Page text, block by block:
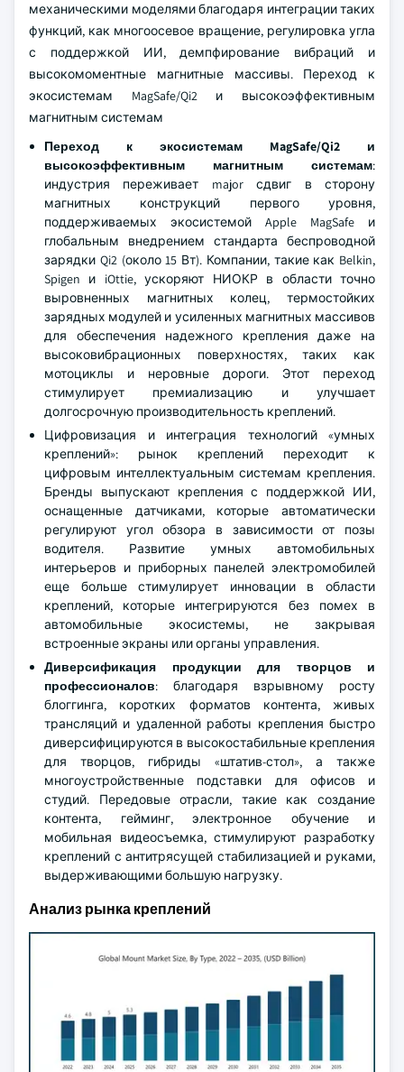
механическими моделями благодаря интеграции таких
функций, как многоосевое вращение, регулировка угла
с поддержкой ИИ, демпфирование вибраций и
высокомоментные магнитные массивы. Переход к
экосистемам MagSafe/Qi2 и высокоэффективным
магнитным системам
Переход к экосистемам MagSafe/Qi2 и
высокоэффективным магнитным системам:
индустрия переживает major сдвиг в сторону
магнитных конструкций первого уровня,
поддерживаемых экосистемой Apple MagSafe и
глобальным внедрением стандарта беспроводной
зарядки Qi2 (около 15 Вт). Компании, такие как Belkin,
Spigen и iOttie, ускоряют НИОКР в области точно
выровненных магнитных колец, термостойких
зарядных модулей и усиленных магнитных массивов
для обеспечения надежного крепления даже на
высоковибрационных поверхностях, таких как
мотоциклы и неровные дороги. Этот переход
стимулирует премиализацию и улучшает
долгосрочную производительность креплений.
Цифровизация и интеграция технологий «умных
креплений»: рынок креплений переходит к
цифровым интеллектуальным системам крепления.
Бренды выпускают крепления с поддержкой ИИ,
оснащенные датчиками, которые автоматически
регулируют угол обзора в зависимости от позы
водителя. Развитие умных автомобильных
интерьеров и приборных панелей электромобилей
еще больше стимулирует инновации в области
креплений, которые интегрируются без помех в
автомобильные экосистемы, не закрывая
встроенные экраны или органы управления.
Диверсификация продукции для творцов и
профессионалов: благодаря взрывному росту
блоггинга, коротких форматов контента, живых
трансляций и удаленной работы крепления быстро
диверсифицируются в высокостабильные крепления
для творцов, гибриды «штатив-стол», а также
многоустройственные подставки для офисов и
студий. Передовые отрасли, такие как создание
контента, гейминг, электронное обучение и
мобильная видеосъемка, стимулируют разработку
креплений с антитрясущей стабилизацией и руками,
выдерживающими большую нагрузку.
Анализ рынка креплений